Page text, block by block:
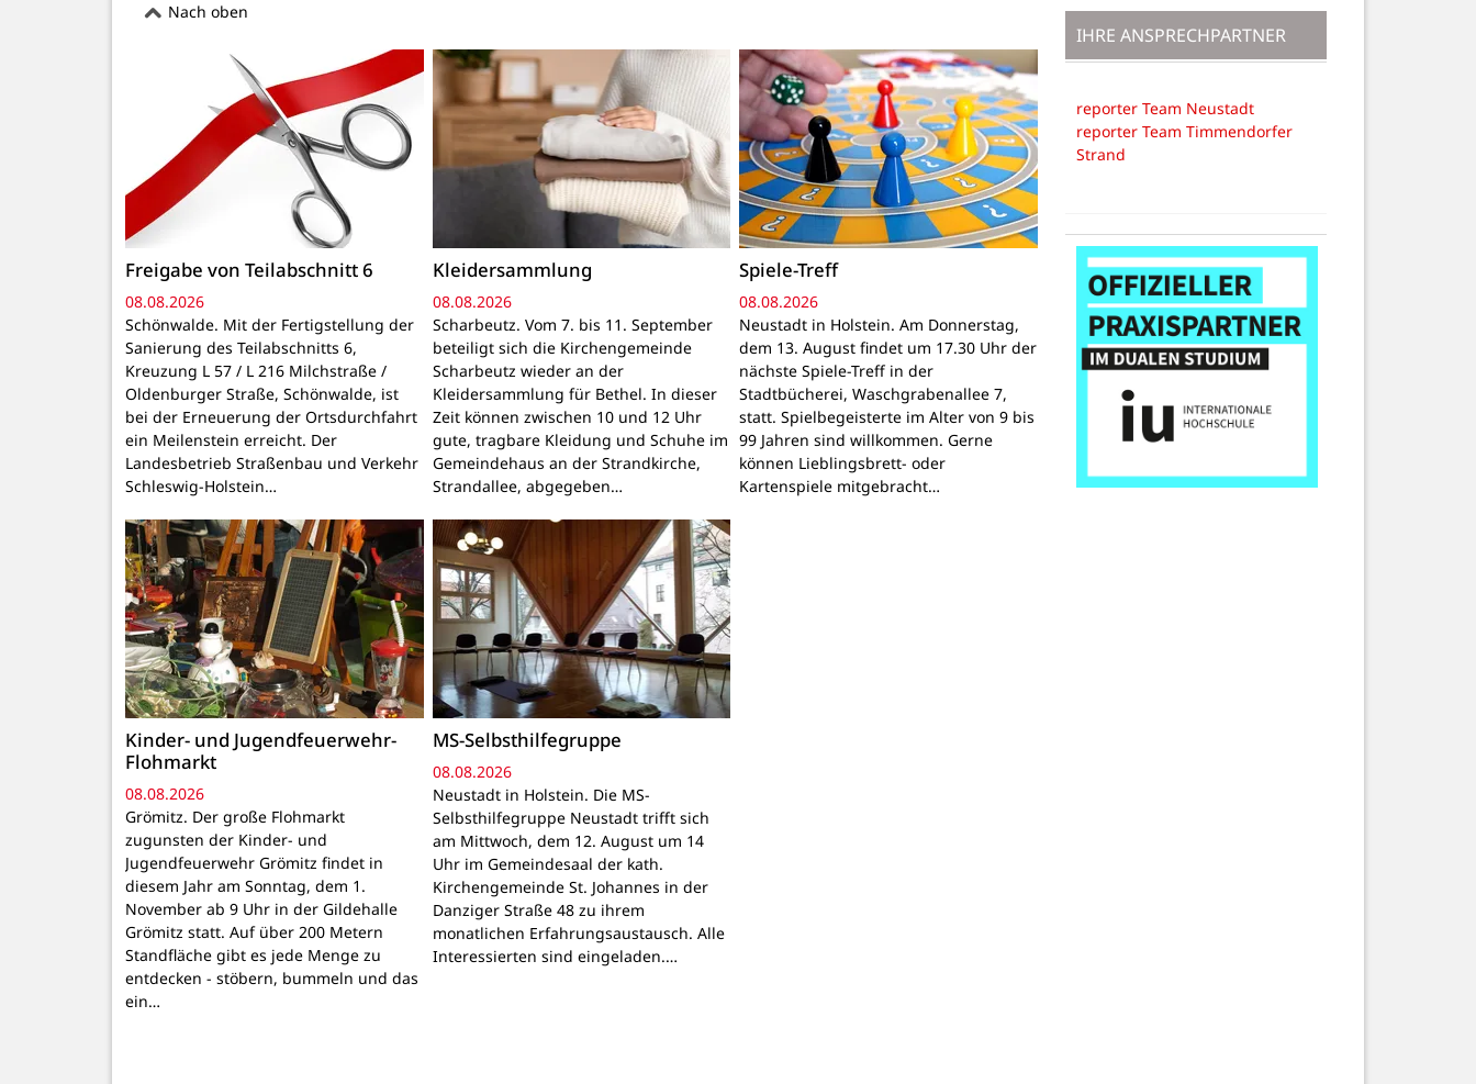
Nach oben
Freigabe von Teilabschnitt 6
08.08.2026
Schönwalde. Mit der Fertigstellung der
Sanierung des Teilabschnitts 6,
Kreuzung L 57 / L 216 Milchstraße /
Oldenburger Straße, Schönwalde, ist
bei der Erneuerung der Ortsdurchfahrt
ein Meilenstein erreicht. Der
Landesbetrieb Straßenbau und Verkehr
Schleswig-Holstein…
Kleidersammlung
08.08.2026
Scharbeutz. Vom 7. bis 11. September
beteiligt sich die Kirchengemeinde
Scharbeutz wieder an der
Kleidersammlung für Bethel. In dieser
Zeit können zwischen 10 und 12 Uhr
gute, tragbare Kleidung und Schuhe im
Gemeindehaus an der Strandkirche,
Strandallee, abgegeben…
Spiele-Treff
08.08.2026
Neustadt in Holstein. Am Donnerstag,
dem 13. August findet um 17.30 Uhr der
nächste Spiele-Treff in der
Stadtbücherei, Waschgrabenallee 7,
statt. Spielbegeisterte im Alter von 9 bis
99 Jahren sind willkommen. Gerne
können Lieblingsbrett- oder
Kartenspiele mitgebracht…
Kinder- und Jugendfeuerwehr-
Flohmarkt
08.08.2026
Grömitz. Der große Flohmarkt
zugunsten der Kinder- und
Jugendfeuerwehr Grömitz findet in
diesem Jahr am Sonntag, dem 1.
November ab 9 Uhr in der Gildehalle
Grömitz statt. Auf über 200 Metern
Standfläche gibt es jede Menge zu
entdecken - stöbern, bummeln und das
ein…
MS-Selbsthilfegruppe
08.08.2026
Neustadt in Holstein. Die MS-
Selbsthilfegruppe Neustadt trifft sich
am Mittwoch, dem 12. August um 14
Uhr im Gemeindesaal der kath.
Kirchengemeinde St. Johannes in der
Danziger Straße 48 zu ihrem
monatlichen Erfahrungsaustausch. Alle
Interessierten sind eingeladen.…
IHRE ANSPRECHPARTNER
reporter Team Neustadt
reporter Team Timmendorfer
Strand